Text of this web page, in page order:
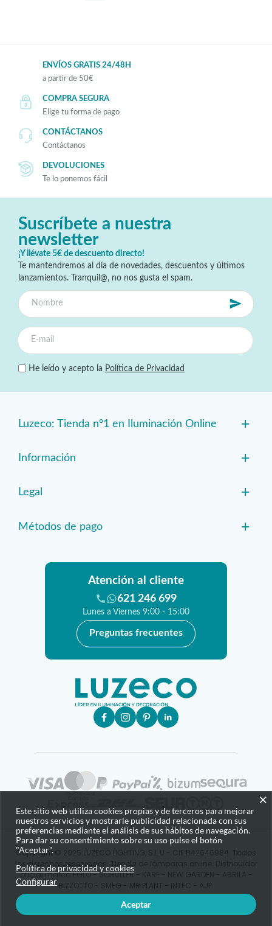
ENVÍOS GRATIS 24/48H
a partir de 50€
COMPRA SEGURA
Elige tu forma de pago
CONTÁCTANOS
Contáctanos
DEVOLUCIONES
Te lo ponemos fácil
Suscríbete a nuestra
newsletter
¡Y llévate 5€ de descuento directo!
Te mantendremos al día de novedades, descuentos y últimos
lanzamientos. Tranquil@, no nos gusta el spam.
He leído y acepto la Política de Privacidad
Luzeco: Tienda nº1 en Iluminación Online +
Información +
Legal +
Métodos de pago +
Atención al cliente
621 246 699
Lunes a Viernes 9:00 - 15:00
Preguntas frecuentes
Copyright © 2025 LUZECO LIGHTING, S.L.U - CIF B42646984. Todos
los derechos reservados. Tienda de lámparas online. Distribuidor
oficial marca EGLO - SCHULLER - KARE - NEW GARDEN - ABRILA -
×
Este sitio web utiliza cookies propias y de terceros para mejorar
nuestros servicios y mostrarle publicidad relacionada con sus
preferencias mediante el análisis de sus hábitos de navegación.
Para dar su consentimiento sobre su uso pulse el botón
"Aceptar".
Política de privacidad y cookies
Configurar
Aceptar